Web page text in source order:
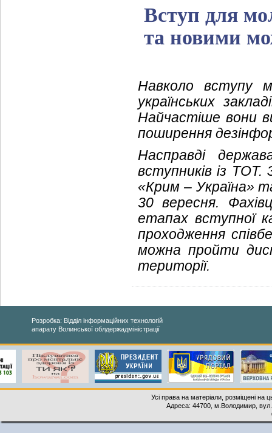
Вступ для
та новими
Навколо вступу
українських
Найчастіше вони
поширення
Насправді
вступників із
«Крим – Україна»
30 вересня.
етапах вступної
проходження
можна пройти
території.
Розробка: Відділ інформаційних технологій
апарату Волинської облдержадміністрації
Усі права на матеріали, розміщені на
Адреса: 44700, м.Володимир,